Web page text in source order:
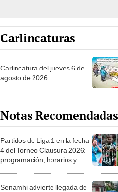
Carlincaturas
Carlincatura del jueves 6 de
agosto de 2026
Notas Recomendadas
Partidos de Liga 1 en la fecha
4 del Torneo Clausura 2026:
programación, horarios y
Senamhi advierte llegada de